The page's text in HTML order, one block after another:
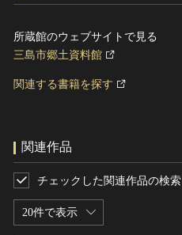
所蔵館のウェブサイトで見る
三島市郷土資料館
関連する書籍を探す
関連作品
20件で表示
チェックした関連作品の検索